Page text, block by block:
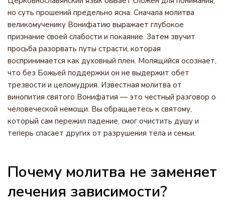
но суть прошений предельно ясна. Сначала молитва
великомученику Вонифатию выражает глубокое
признание своей слабости и покаяние. Затем звучит
просьба разорвать путы страсти, которая
воспринимается как духовный плен. Молящийся осознает,
что без Божьей поддержки он не выдержит обет
трезвости и целомудрия. Известная молитва от
винопития святого Вонифатия — это честный разговор о
человеческой немощи. Вы обращаетесь к святому,
который сам пережил падение, смог очистить душу и
теперь спасает других от разрушения тела и семьи.
Почему молитва не заменяет
лечения зависимости?